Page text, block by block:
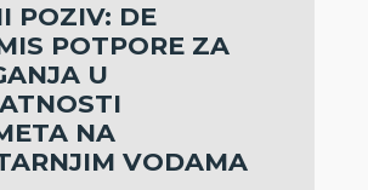
POZIV: DE
POTPORE ZA
U
NA
VODAMA